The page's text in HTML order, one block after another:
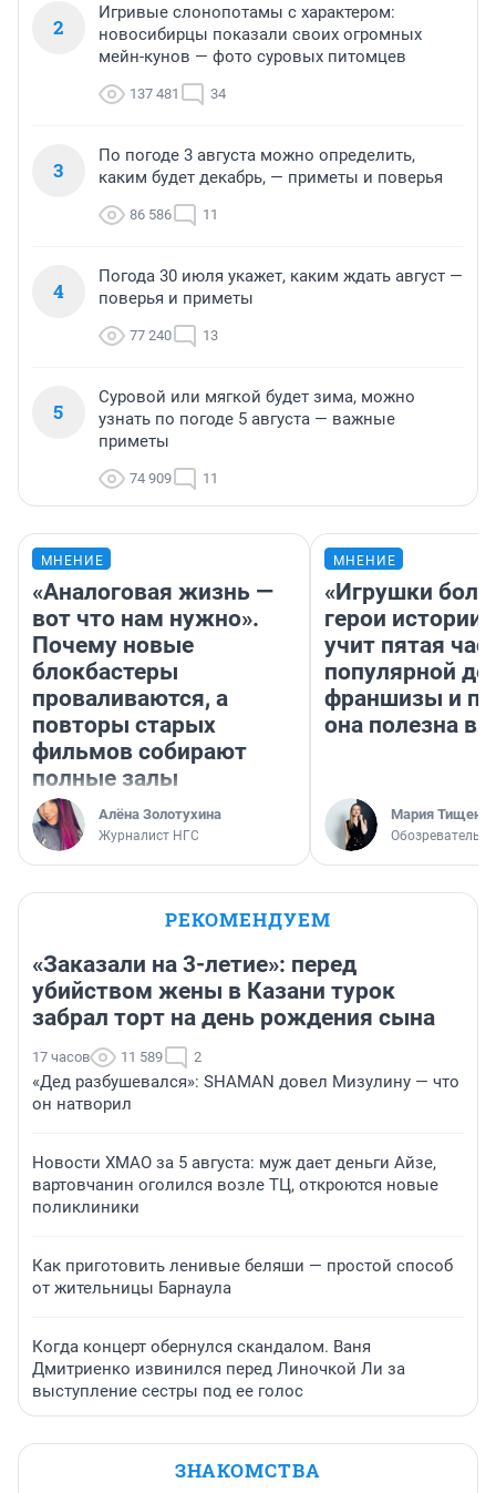
2
Игривые слонопотамы с характером:
новосибирцы показали своих огромных
мейн-кунов — фото суровых питомцев
137 481 34
3
По погоде 3 августа можно определить,
каким будет декабрь, — приметы и поверья
86 586 11
4
Погода 30 июля укажет, каким ждать август —
поверья и приметы
77 240 13
5
Суровой или мягкой будет зима, можно
узнать по погоде 5 августа — важные
приметы
74 909 11
МНЕНИЕ
«Аналоговая жизнь —
вот что нам нужно».
Почему новые
блокбастеры
проваливаются, а
повторы старых
фильмов собирают
полные залы
Алёна Золотухина
Журналист НГС
МНЕНИЕ
«Игрушки
герои
учит пятая
популярной
франшизы и
она полезна
Мария Тищенко
Обозреватель
РЕКОМЕНДУЕМ
«Заказали на 3-летие»: перед
убийством жены в Казани турок
забрал торт на день рождения сына
17 часов 11 589 2
«Дед разбушевался»: SHAMAN довел Мизулину — что
он натворил
Новости ХМАО за 5 августа: муж дает деньги Айзе,
вартовчанин оголился возле ТЦ, откроются новые
поликлиники
Как приготовить ленивые беляши — простой способ
от жительницы Барнаула
Когда концерт обернулся скандалом. Ваня
Дмитриенко извинился перед Линочкой Ли за
выступление сестры под ее голос
ЗНАКОМСТВА